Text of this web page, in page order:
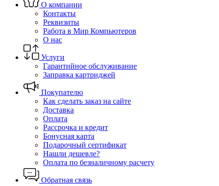
О компании
Контакты
Реквизиты
Работа в Мир Компьютеров
О нас
Услуги
Гарантийное обслуживание
Заправка картриджей
Покупателю
Как сделать заказ на сайте
Доставка
Оплата
Рассрочка и кредит
Бонусная карта
Подарочный сертификат
Нашли дешевле?
Оплата по безналичному расчету
Обратная связь